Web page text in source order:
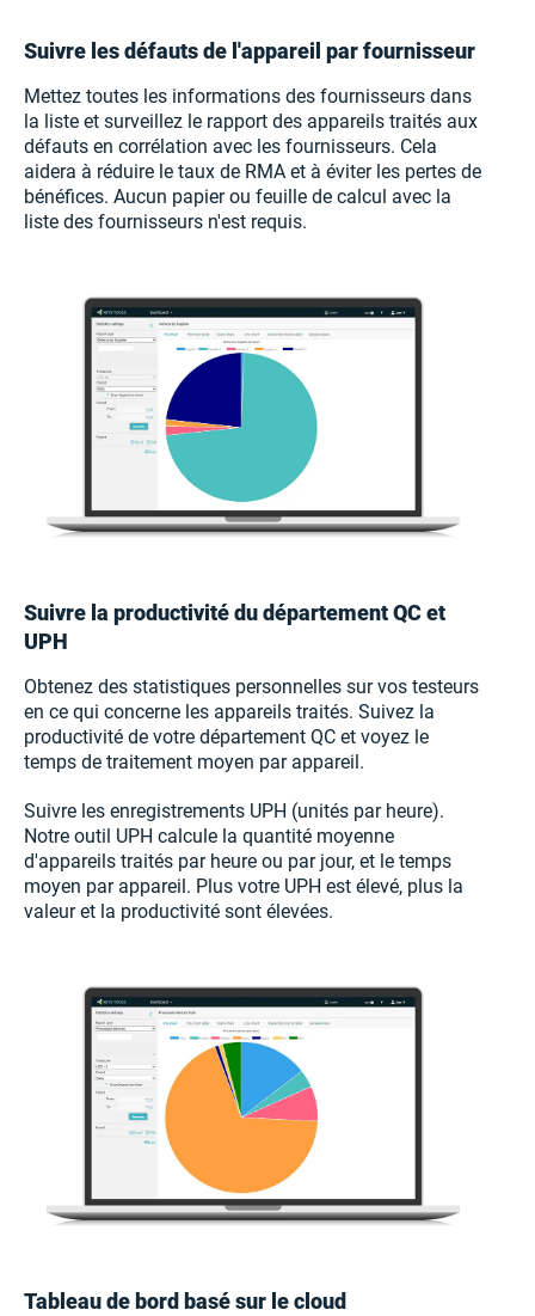
Suivre les défauts de l'appareil par fournisseur
Mettez toutes les informations des fournisseurs dans
la liste et surveillez le rapport des appareils traités aux
défauts en corrélation avec les fournisseurs. Cela
aidera à réduire le taux de RMA et à éviter les pertes de
bénéfices. Aucun papier ou feuille de calcul avec la
liste des fournisseurs n'est requis.
Suivre la productivité du département QC et
UPH
Obtenez des statistiques personnelles sur vos testeurs
en ce qui concerne les appareils traités. Suivez la
productivité de votre département QC et voyez le
temps de traitement moyen par appareil.
Suivre les enregistrements UPH (unités par heure).
Notre outil UPH calcule la quantité moyenne
d'appareils traités par heure ou par jour, et le temps
moyen par appareil. Plus votre UPH est élevé, plus la
valeur et la productivité sont élevées.
Tableau de bord basé sur le cloud